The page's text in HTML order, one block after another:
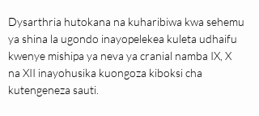
Dysarthria hutokana na kuharibiwa kwa sehemu
ya shina la ugondo inayopelekea kuleta udhaifu
kwenye mishipa ya neva ya cranial namba IX, X
na XII inayohusika kuongoza kiboksi cha
kutengeneza sauti.